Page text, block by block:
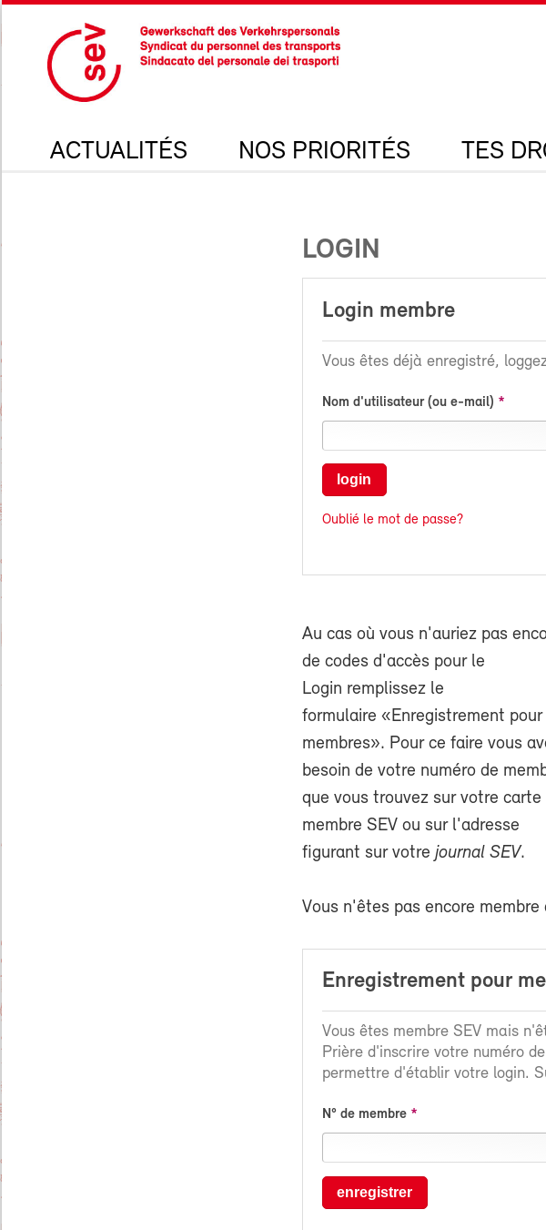
ACTUALITÉS NOS PRIORITÉS TES
LOGIN
Login membre
Vous êtes déjà enregistré,
Nom d'utilisateur (ou e-mail)
login
Oublié le mot de passe?
Au cas où vous n'auriez pas
de codes d'accès pour le
Login remplissez le
formulaire «Enregistrement
membres». Pour ce faire vous
besoin de votre numéro de
que vous trouvez sur votre carte
membre SEV ou sur l'adresse
figurant sur votre journal SEV.
Vous n'êtes pas encore membre
Enregistrement pour
Vous êtes membre SEV mais
Prière d'inscrire votre numéro
permettre d'établir votre login.
N° de membre
enregistrer